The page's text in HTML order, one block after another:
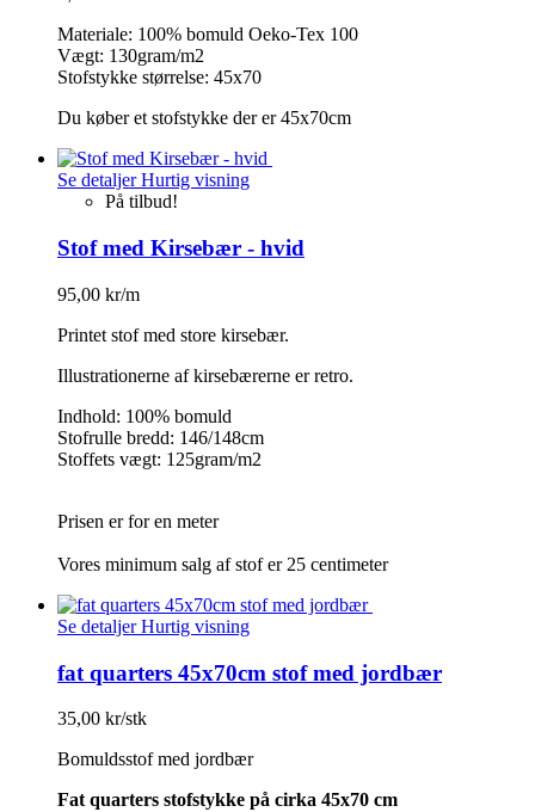
Materiale: 100% bomuld Oeko-Tex 100
Vægt: 130gram/m2
Stofstykke størrelse: 45x70
Du køber et stofstykke der er 45x70cm
Se detaljerHurtig visning
På tilbud!
Stof med Kirsebær - hvid
95,00 kr/m
Printet stof med store kirsebær.
Illustrationerne af kirsebærerne er retro.
Indhold: 100% bomuld
Stofrulle bredd: 146/148cm
Stoffets vægt: 125gram/m2
Prisen er for en meter
Vores minimum salg af stof er 25 centimeter
Se detaljerHurtig visning
fat quarters 45x70cm stof med jordbær
35,00 kr/stk
Bomuldsstof med jordbær
Fat quarters stofstykke på cirka 45x70 cm